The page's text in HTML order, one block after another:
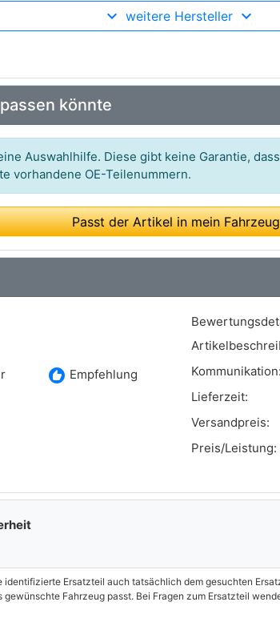
Art.-Nr.: T408395weitere Hersteller
könnte
Auswahlhilfe. Diese gibt keine Garantie,
vorhandene OE-Teilenummern.
Passt der Artikel in mein
recommend Empfehlung Kommunikation:
Lieferzeit:
Versandpreis:
Preis/Leistung:
Ersatzteil auch tatsächlich dem gesuchten
Fahrzeug passt. Bei Fragen zum Ersatzteil